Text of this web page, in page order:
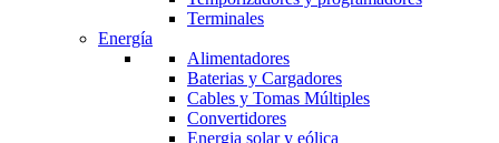
Terminales
Energía
Alimentadores
Baterias y Cargadores
Cables y Tomas Múltiples
Convertidores
Energia solar y eólica